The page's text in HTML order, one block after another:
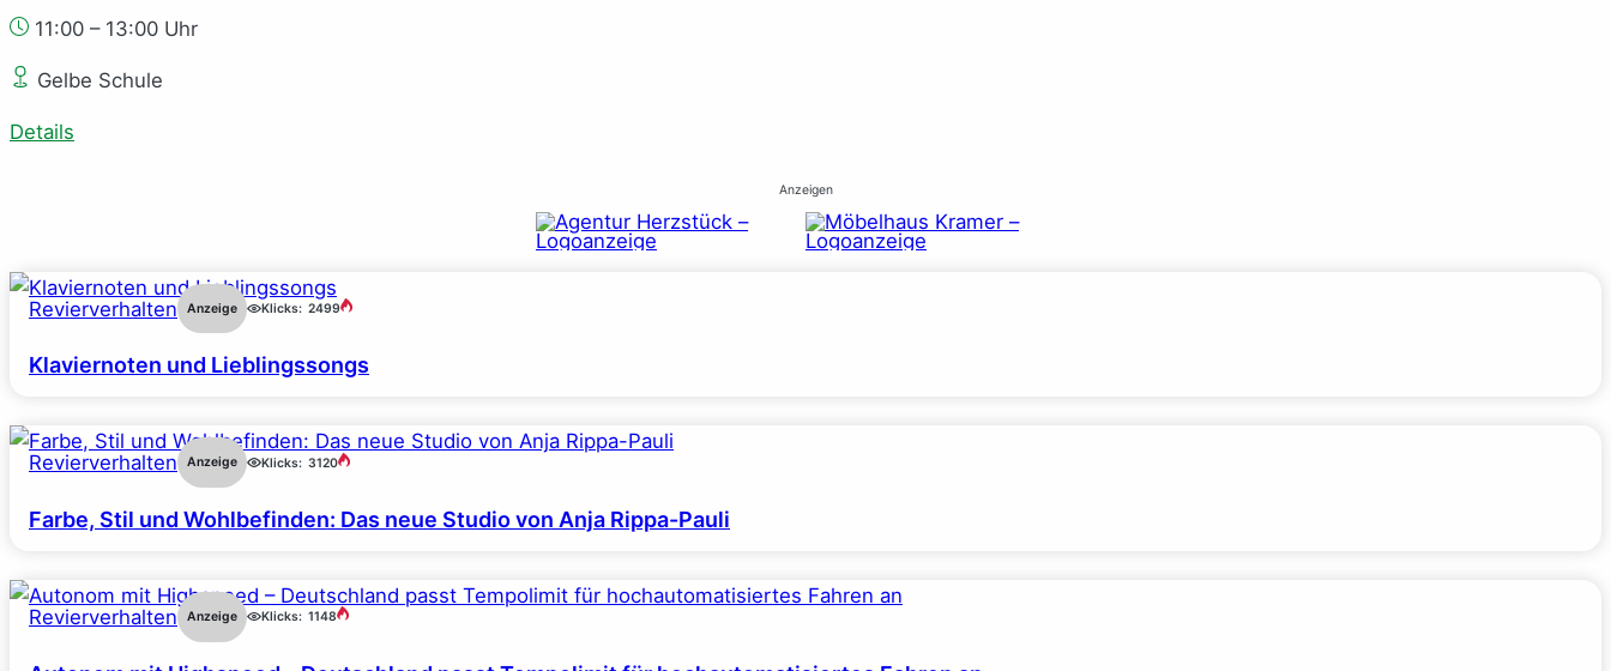
11:00 – 13:00 Uhr
Gelbe Schule
Details
Anzeigen
Revierverhalten Anzeige Klicks: 2499
Klaviernoten und Lieblingssongs
Revierverhalten Anzeige Klicks: 3120
Farbe, Stil und Wohlbefinden: Das neue Studio von Anja Rippa-Pauli
Revierverhalten Anzeige Klicks: 1148